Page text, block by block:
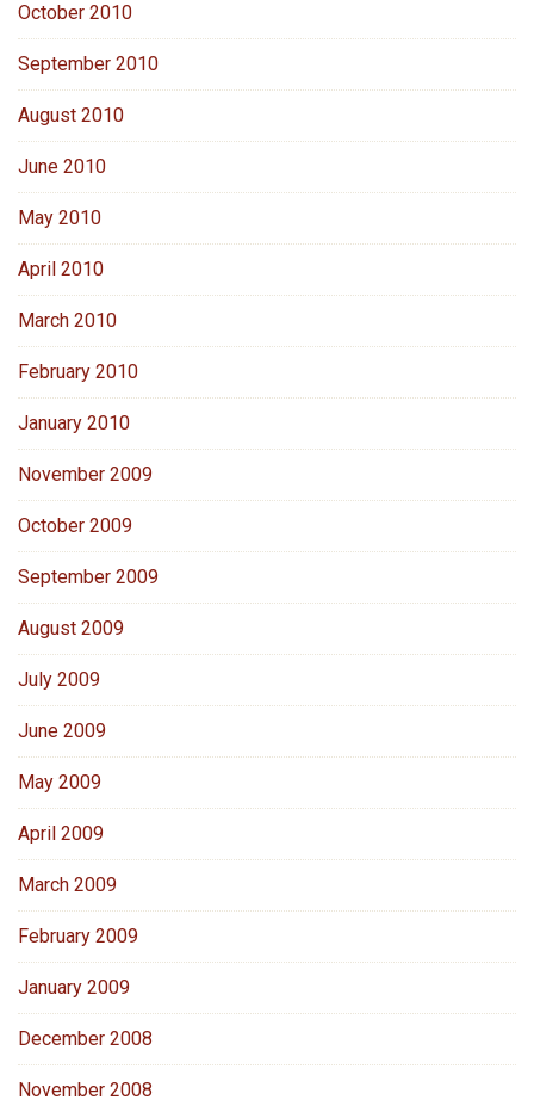
October 2010
September 2010
August 2010
June 2010
May 2010
April 2010
March 2010
February 2010
January 2010
November 2009
October 2009
September 2009
August 2009
July 2009
June 2009
May 2009
April 2009
March 2009
February 2009
January 2009
December 2008
November 2008